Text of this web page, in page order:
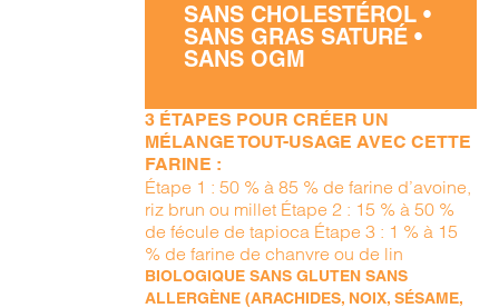
SANS CHOLESTÉROL •
SANS GRAS SATURÉ •
SANS OGM
3 ÉTAPES POUR CRÉER UN
MÉLANGE TOUT-USAGE AVEC CETTE
FARINE :
Étape 1 : 50 % à 85 % de farine d’avoine,
riz brun ou millet Étape 2 : 15 % à 50 %
de fécule de tapioca Étape 3 : 1 % à 15
% de farine de chanvre ou de lin
BIOLOGIQUE SANS GLUTEN SANS
ALLERGÈNE (ARACHIDES, NOIX, SÉSAME,